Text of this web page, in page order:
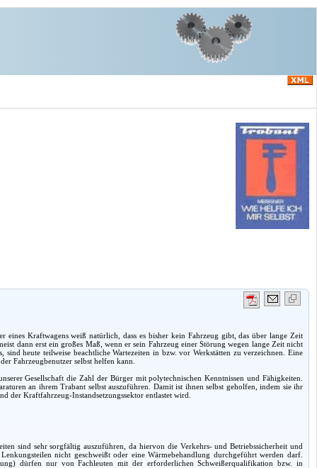
Kraftwagens weiß natürlich, dass es bisher kein Fahrzeug gibt, das über lange Zeit
dann erst ein großes Maß, wenn er sein Fahrzeug einer Störung wegen lange Zeit nicht
heute teilweise beachtliche Wartezeiten in bzw. vor Werkstätten zu verzeichnen. Eine
Fahrzeugbenutzer selbst helfen kann.
Gesellschaft die Zahl der Bürger mit polytechnischen Kenntnissen und Fähigkeiten.
an ihrem Trabant selbst auszuführen. Damit ist ihnen selbst geholfen, indem sie ihr
der Kraftfahrzeug-Instandsetzungssektor entlastet wird.
sind sehr sorgfältig auszuführen, da hiervon die Verkehrs- und Betriebssicherheit und
nicht geschweißt oder eine Wärmebehandlung durchgeführt werden darf.
dürfen nur von Fachleuten mit der erforderlichen Schweißerqualifikation bzw. in